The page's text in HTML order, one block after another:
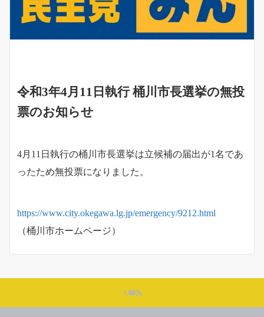
令和3年4月11日執行 桶川市長選挙の無投
票のお知らせ
4月11日執行の桶川市長選挙は立候補の届出が1名であ
ったため無投票になりました。
https://www.city.okegawa.lg.jp/emergency/9212.html
（桶川市ホームページ）